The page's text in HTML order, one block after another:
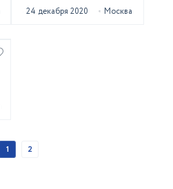
24 декабря 2020 Москва
1 2